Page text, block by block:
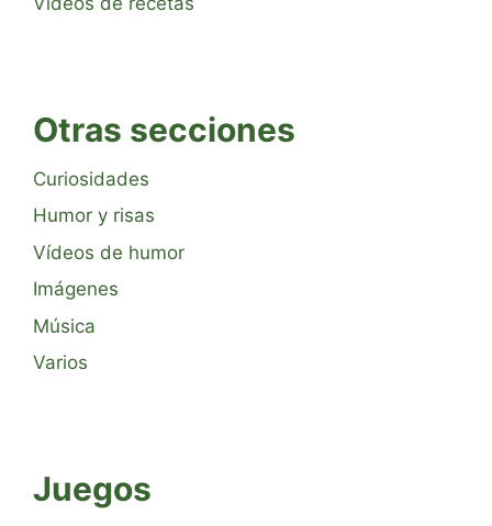
Otras secciones
Curiosidades
Humor y risas
Vídeos de humor
Imágenes
Música
Varios
Juegos